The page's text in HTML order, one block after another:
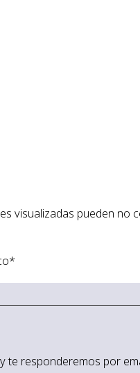
visualizadas pueden no
te responderemos por